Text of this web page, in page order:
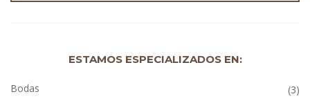
ESTAMOS ESPECIALIZADOS EN:
Bodas
(3)